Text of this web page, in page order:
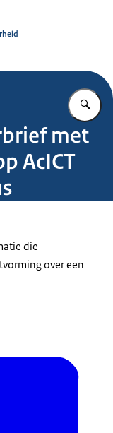
met
AcICT
die
over een